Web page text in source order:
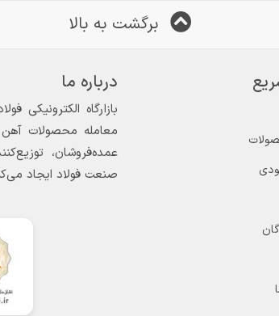
برگشت به بالا
درباره ما
معامله محصولات آهن
عمده‌فروشان،
صنعت فولاد ایجاد